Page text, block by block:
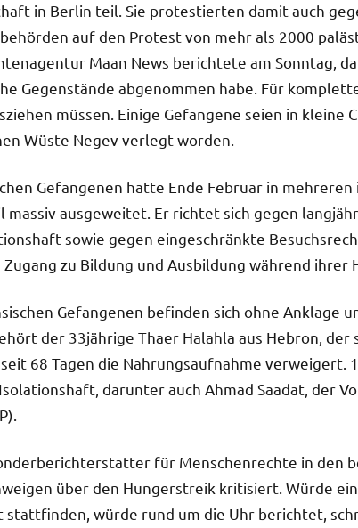
in Berlin teil. Sie protestierten damit auch
auf den Protest von mehr als 2000
Maan News berichtete am Sonntag,
Gegenstände abgenommen habe. Für
müssen. Einige Gefangene seien in kleine
Wüste Negev verlegt worden.
Gefangenen hatte Ende Februar in
massiv ausgeweitet. Er richtet sich gegen
sowie gegen eingeschränkte
zu Bildung und Ausbildung während ihrer
Gefangenen befinden sich ohne Anklage
der 33jährige Thaer Halahla aus Hebron, der
68 Tagen die Nahrungsaufnahme verweigert.
darunter auch Ahmad Saadat, der
für Menschenrechte in den
über den Hungerstreik kritisiert. Würde
stattfinden, würde rund um die Uhr berichtet,